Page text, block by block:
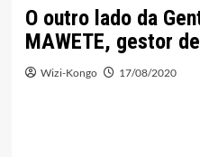
O outro lado da
MAWETE, gestor
Wizi-Kongo 17/08/2020